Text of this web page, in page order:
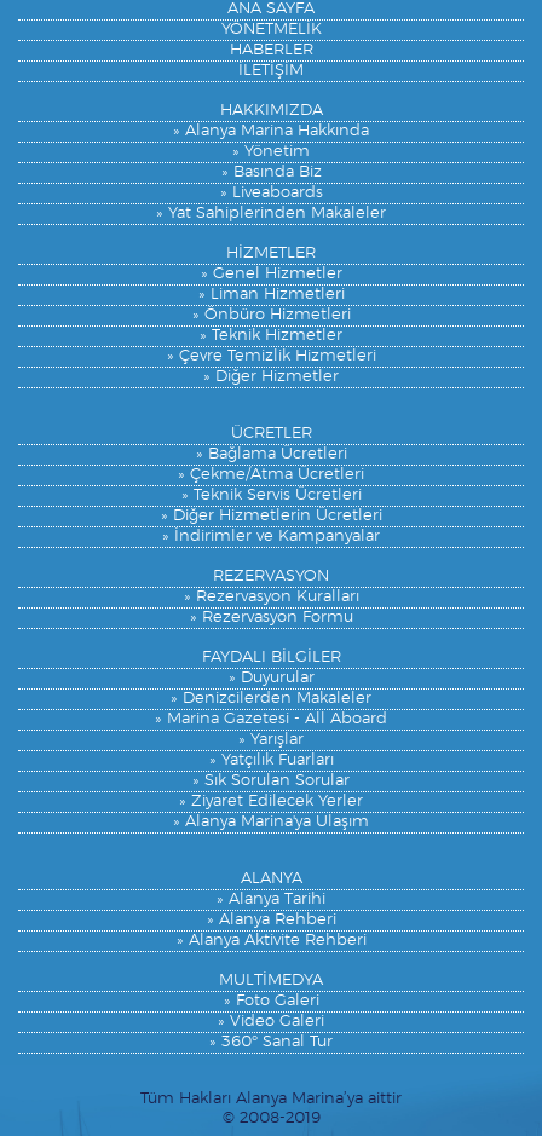
ANA SAYFA
YÖNETMELİK
HABERLER
İLETİŞİM
HAKKIMIZDA
» Alanya Marina Hakkında
» Yönetim
» Basında Biz
» Liveaboards
» Yat Sahiplerinden Makaleler
HİZMETLER
» Genel Hizmetler
» Liman Hizmetleri
» Önbüro Hizmetleri
» Teknik Hizmetler
» Çevre Temizlik Hizmetleri
» Diğer Hizmetler
ÜCRETLER
» Bağlama Ücretleri
» Çekme/Atma Ücretleri
» Teknik Servis Ücretleri
» Diğer Hizmetlerin Ücretleri
» İndirimler ve Kampanyalar
REZERVASYON
» Rezervasyon Kuralları
» Rezervasyon Formu
FAYDALI BİLGİLER
» Duyurular
» Denizcilerden Makaleler
» Marina Gazetesi - All Aboard
» Yarışlar
» Yatçılık Fuarları
» Sık Sorulan Sorular
» Ziyaret Edilecek Yerler
» Alanya Marina'ya Ulaşım
ALANYA
» Alanya Tarihi
» Alanya Rehberi
» Alanya Aktivite Rehberi
MULTİMEDYA
» Foto Galeri
» Video Galeri
» 360° Sanal Tur
Tüm Hakları Alanya Marina’ya aittir
© 2008-2019